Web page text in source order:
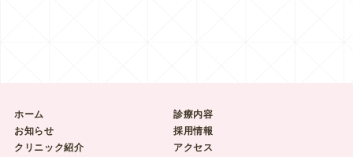
ホーム
お知らせ
クリニック紹介
診療内容
採用情報
アクセス